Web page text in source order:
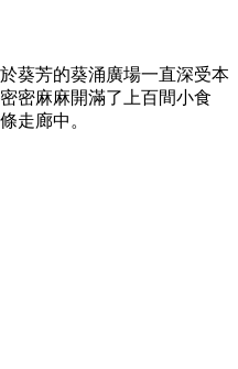
葵芳的葵涌廣場一直深受本
密麻麻開滿了上百間小食
走廊中。